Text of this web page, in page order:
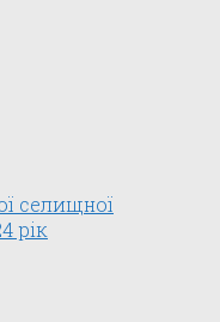
селищної
рік